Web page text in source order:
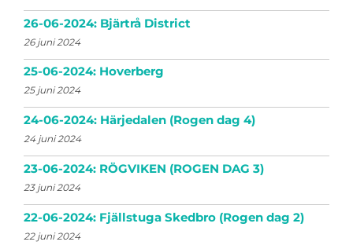
26-06-2024: Bjärtrå District
26 juni 2024
25-06-2024: Hoverberg
25 juni 2024
24-06-2024: Härjedalen (Rogen dag 4)
24 juni 2024
23-06-2024: RÖGVIKEN (ROGEN DAG 3)
23 juni 2024
22-06-2024: Fjällstuga Skedbro (Rogen dag 2)
22 juni 2024